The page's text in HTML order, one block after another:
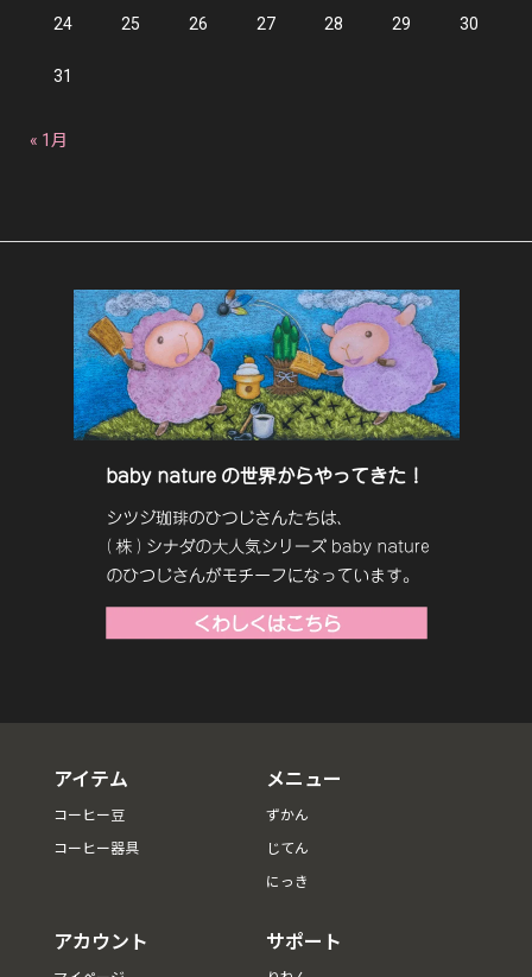
24 25 26 27 28 29 30
31
« 1月
アイテム
コーヒー豆
コーヒー器具
メニュー
ずかん
じてん
にっき
アカウント サポート